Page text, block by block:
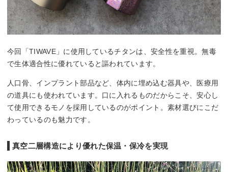
今回「TIWAVE」に使用しているチタンは、安全性を重視。無毒
で生体適合性に優れていると謳われています。
人口骨、インプラント部品など、体内に埋め込む器具や、医療用
の道具にも使われています。口に入れるものだからこそ、安心し
て使用できるモノを採用しているのがポイント。素材選びにこだ
わっているのも魅力です。
真空二層構造により優れた保温・保冷を実現